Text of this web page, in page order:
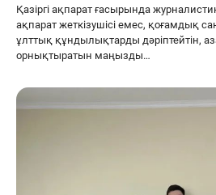
Қазіргі ақпарат ғасырында
ақпарат жеткізушісі емес, қоғамдық
ұлттық құндылықтарды дәріптейтін,
орнықтыратын маңызды…